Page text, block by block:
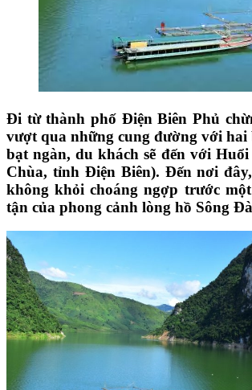
Đi từ thành phố Điện Biên Phủ
vượt qua những cung đường với hai
bạt ngàn, du khách sẽ đến với
Chùa, tỉnh Điện Biên). Đến nơi
không khỏi choáng ngợp trước
tận của phong cảnh lòng hồ Sông